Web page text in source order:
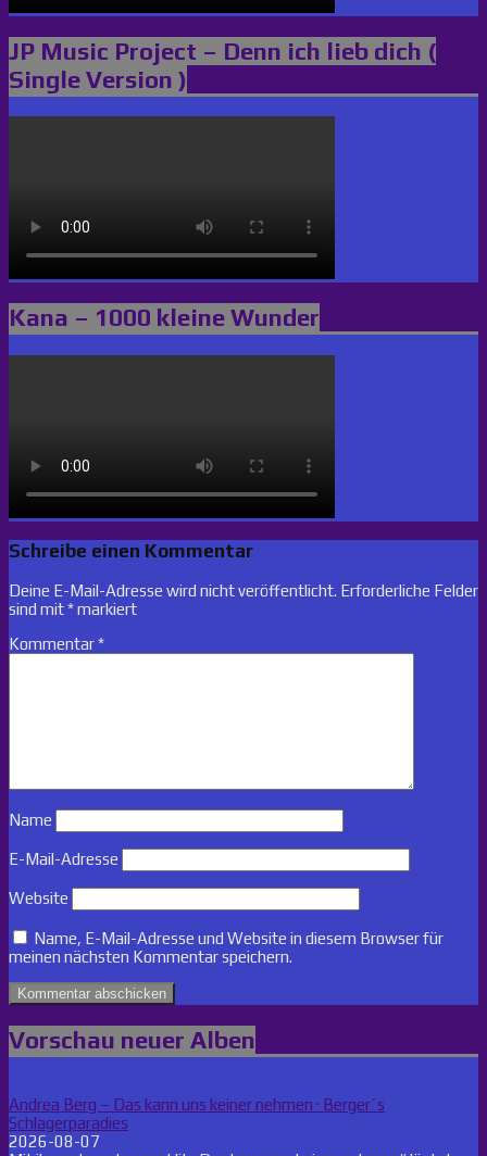
JP Music Project – Denn ich lieb dich (
Single Version )
Kana – 1000 kleine Wunder
Schreibe einen Kommentar
Deine E-Mail-Adresse wird nicht veröffentlicht. Erforderliche Felder
sind mit*markiert
Kommentar*
Name
E-Mail-Adresse
Website
Name, E-Mail-Adresse und Website in diesem Browser für
meinen nächsten Kommentar speichern.
Vorschau neuer Alben
Andrea Berg – Das kann uns keiner nehmen · Berger´s
Schlagerparadies
2026-08-07